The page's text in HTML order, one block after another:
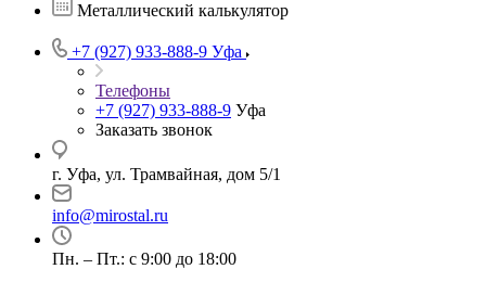
Металлический калькулятор
+7 (927) 933-888-9 Уфа
Телефоны
+7 (927) 933-888-9 Уфа
Заказать звонок
г. Уфа, ул. Трамвайная, дом 5/1
info@mirostal.ru
Пн. – Пт.: с 9:00 до 18:00